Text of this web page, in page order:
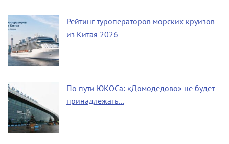
Рейтинг туроператоров морских круизов
из Китая 2026
По пути ЮКОСа: «Домодедово» не будет
принадлежать…